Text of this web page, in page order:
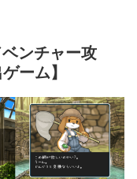
ンチャー攻
ーム】